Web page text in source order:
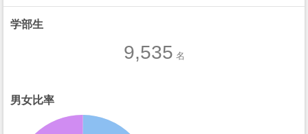
学部生
9,535 名
男女比率